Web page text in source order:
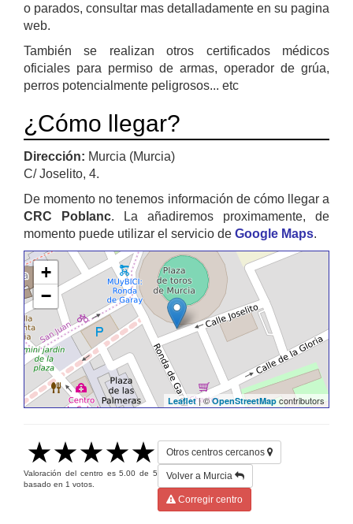
o parados, consultar mas detalladamente en su pagina
web.
También se realizan otros certificados médicos
oficiales para permiso de armas, operador de grúa,
perros potencialmente peligrosos... etc
¿Cómo llegar?
Dirección: Murcia (Murcia)
C/ Joselito, 4.
De momento no tenemos información de cómo llegar a
CRC Poblanc. La añadiremos proximamente, de
momento puede utilizar el servicio de Google Maps.
+
−
Leaflet| ©OpenStreetMap contributors
Valoración del centro es5.00 de5
basado en 1 votos.
Otros centros cercanos
Volver a Murcia
Corregir centro